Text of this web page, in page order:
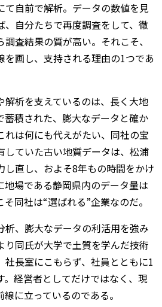
て自前で解析。データの数値を見
、自分たちで再度調査をして、徹
査結果の質が高い。それこそ、
を画し、支持される理由の1つであ
解析を支えているのは、長く大地
蓄積された、膨大なデータと確か
れは何にも代えがたい、同社の宝
していた古い地質データは、松浦
し直し、およそ8年もの時間をかけ
地場である静岡県内のデータ量は
同社は“選ばれる”企業なのだ。
析、膨大なデータの利活用を強み
り同氏が大学で土質を学んだ技術
長室にこもらず、社員とともに1
。経営者としてだけではなく、現
に立っているのである。